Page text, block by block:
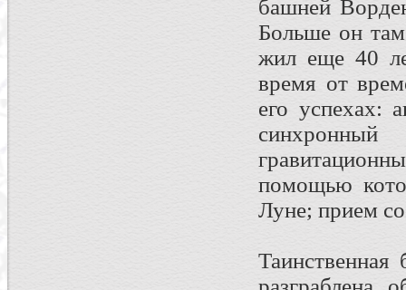
башней
Больше он
жил еще 40
время от
его успехах:
помощью
Луне; прием